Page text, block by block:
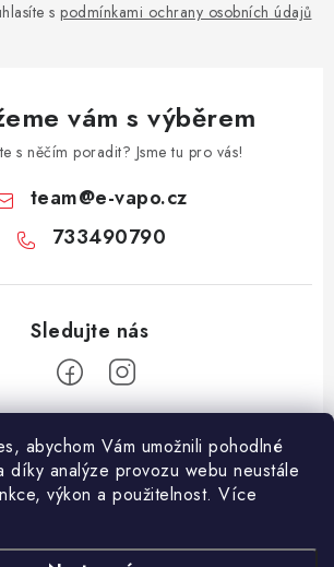
abychom Vám umožnili pohodlné
analýze provozu webu neustále
výkon a použitelnost. Více
s podmínkami ochrany osobních údajů
vám s výběrem
s něčím poradit? Jsme tu pro vás!
team@e-vapo.cz
733490790